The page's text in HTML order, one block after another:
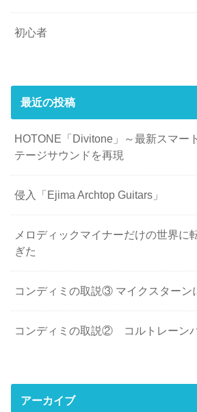
初心者
最近の投稿
HOTONE「Divitone」～最新スマー
テージサウンドを再現
侵入「Ejima Archtop Guitars」
メロディックマイナーだけの世界に
ぎた
コンディミの取説③ マイクスターン
コンディミの取説② コルトレーン
アーカイブ